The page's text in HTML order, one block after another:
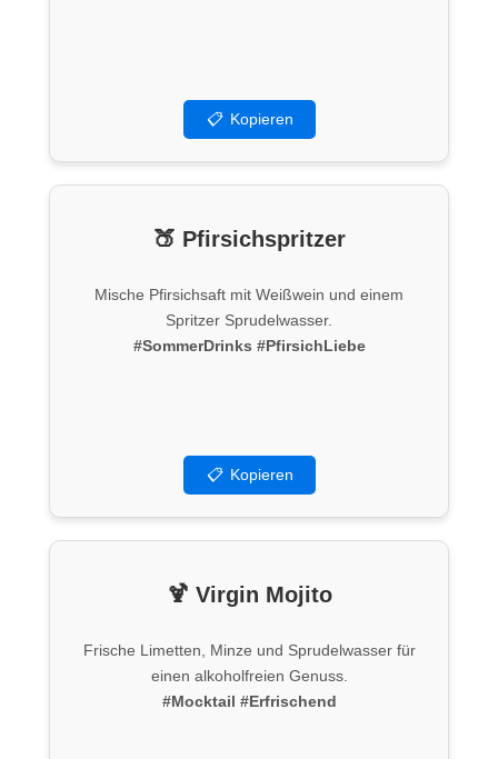
📋 Kopieren
🍑 Pfirsichspritzer
Mische Pfirsichsaft mit Weißwein und einem
Spritzer Sprudelwasser.
#SommerDrinks #PfirsichLiebe
📋 Kopieren
🍹 Virgin Mojito
Frische Limetten, Minze und Sprudelwasser für
einen alkoholfreien Genuss.
#Mocktail #Erfrischend